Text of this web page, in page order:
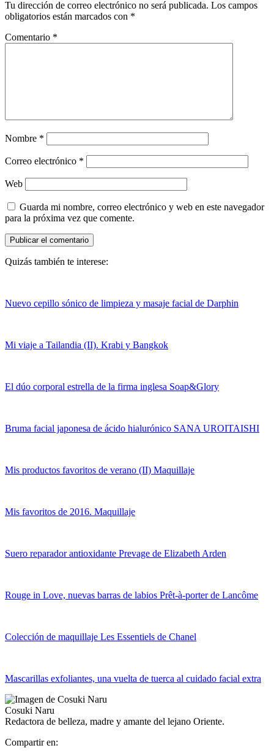
Tu dirección de correo electrónico no será publicada. Los campos
obligatorios están marcados con *
Comentario *
Nombre *
Correo electrónico *
Web
Guarda mi nombre, correo electrónico y web en este navegador
para la próxima vez que comente.
Quizás también te interese:
Nuevo cepillo sónico de limpieza y masaje facial de Darphin
Mi viaje a Tailandia (II). Krabi y Bangkok
El dúo corporal estrella de la firma inglesa Soap&Glory
Bruma facial japonesa de ácido hialurónico SANA UROITAISHI
Mis productos favoritos de verano (II) Maquillaje
Mis favoritos de 2016. Maquillaje
Suero reparador antioxidante Prevage de Elizabeth Arden
Rouge in Love, nuevas barras de labios Prêt-à-porter de Lancôme
Colección de maquillaje Les Essentiels de Chanel
Mascarillas exfoliantes, una vuelta de tuerca al cuidado facial extra
Cosuki Naru
Redactora de belleza, madre y amante del lejano Oriente.
Compartir en: